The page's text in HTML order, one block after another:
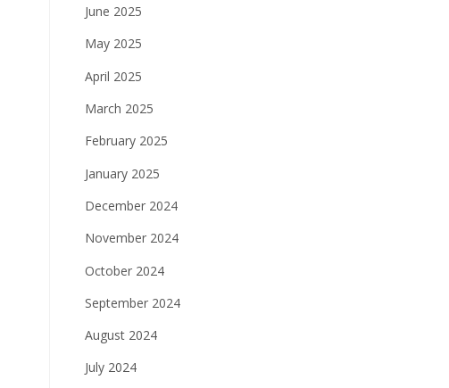
June 2025
May 2025
April 2025
March 2025
February 2025
January 2025
December 2024
November 2024
October 2024
September 2024
August 2024
July 2024